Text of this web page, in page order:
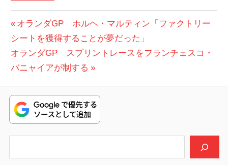
投
稿
ナ
ビ
ゲ
ー
前
の
投
稿:
オランダGP ホルヘ・マルティン「ファクトリー
シートを獲得することが夢だった」
次
の
稿:
オランダGP スプリントレースをフランチェスコ・
バニャイアが制する